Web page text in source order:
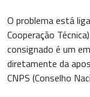
O problema está
Cooperação
consignado é um
diretamente da
CNPS (Conselho